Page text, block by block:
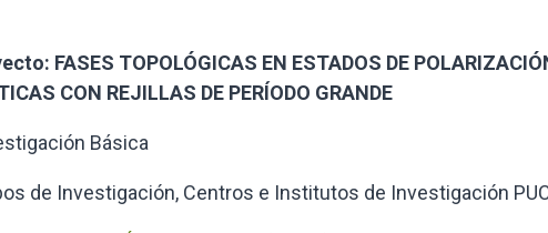
FASES TOPOLÓGICAS EN ESTADOS DE
CON REJILLAS DE PERÍODO GRANDE
Básica
de Investigación, Centros e Institutos de Investigación